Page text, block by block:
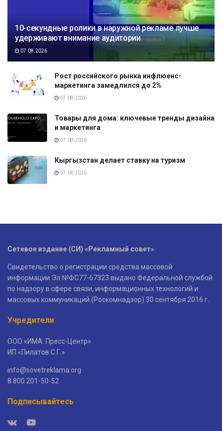
10-секундные ролики в наружной рекламе лучше
удерживают внимание аудитории
07.08.2026
Рост российского рынка инфлюенс-
маркетинга замедлился до 2%
07.08.2026
Товары для дома: ключевые тренды дизайна
и маркетинга
07.08.2026
Кыргызстан делает ставку на туризм
07.08.2026
Сетевое издание (СИ) «Рекламный совет»
Свидетельство о регистрации средства массовой
информации Эл №ФС77-67323 выдано Федеральной службой
по надзору в сфере связи, информационных технологий и
массовых коммуникаций (Роскомнадзор) 30 сентября 2016 г.
Учредители
ООО «ИМА. Пресс-Центр»
ИП «Пилатов С.Г.»
info@sovetreklama.org
8 800 201-50-52
Подписывайтесь